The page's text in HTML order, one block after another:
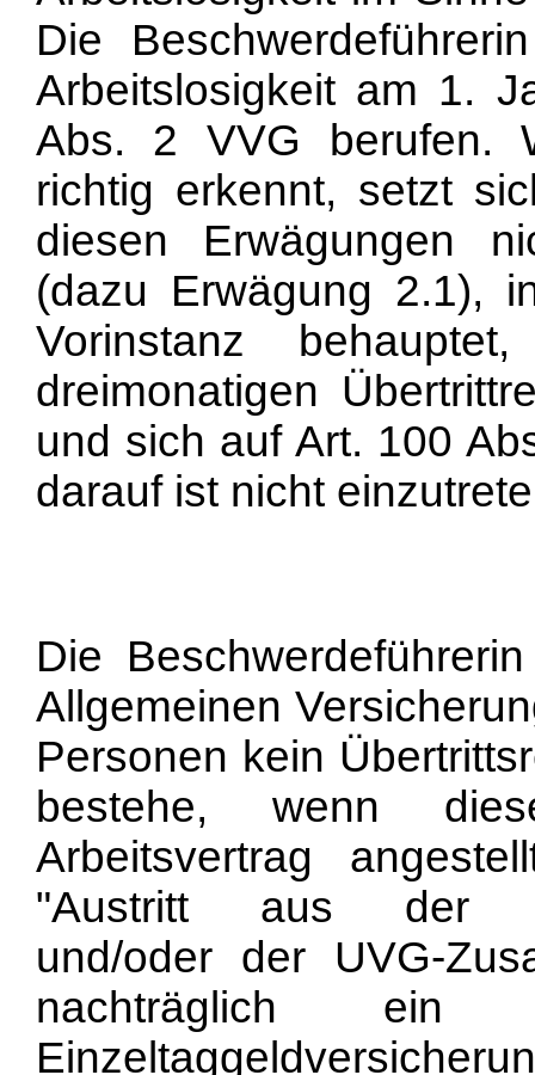
Die
Arbeitslosigkeit am 1.
Abs. 2 VVG berufen.
richtig erkennt, setzt
diesen Erwägungen
(dazu Erwägung 2.1),
Vorinstanz
dreimonatigen
und sich auf Art. 100
darauf ist nicht
Die
Allgemeinen
Personen kein
bestehe, wenn
Arbeitsvertrag
"Austritt aus der
und/oder der UVG-
nachträglich ein